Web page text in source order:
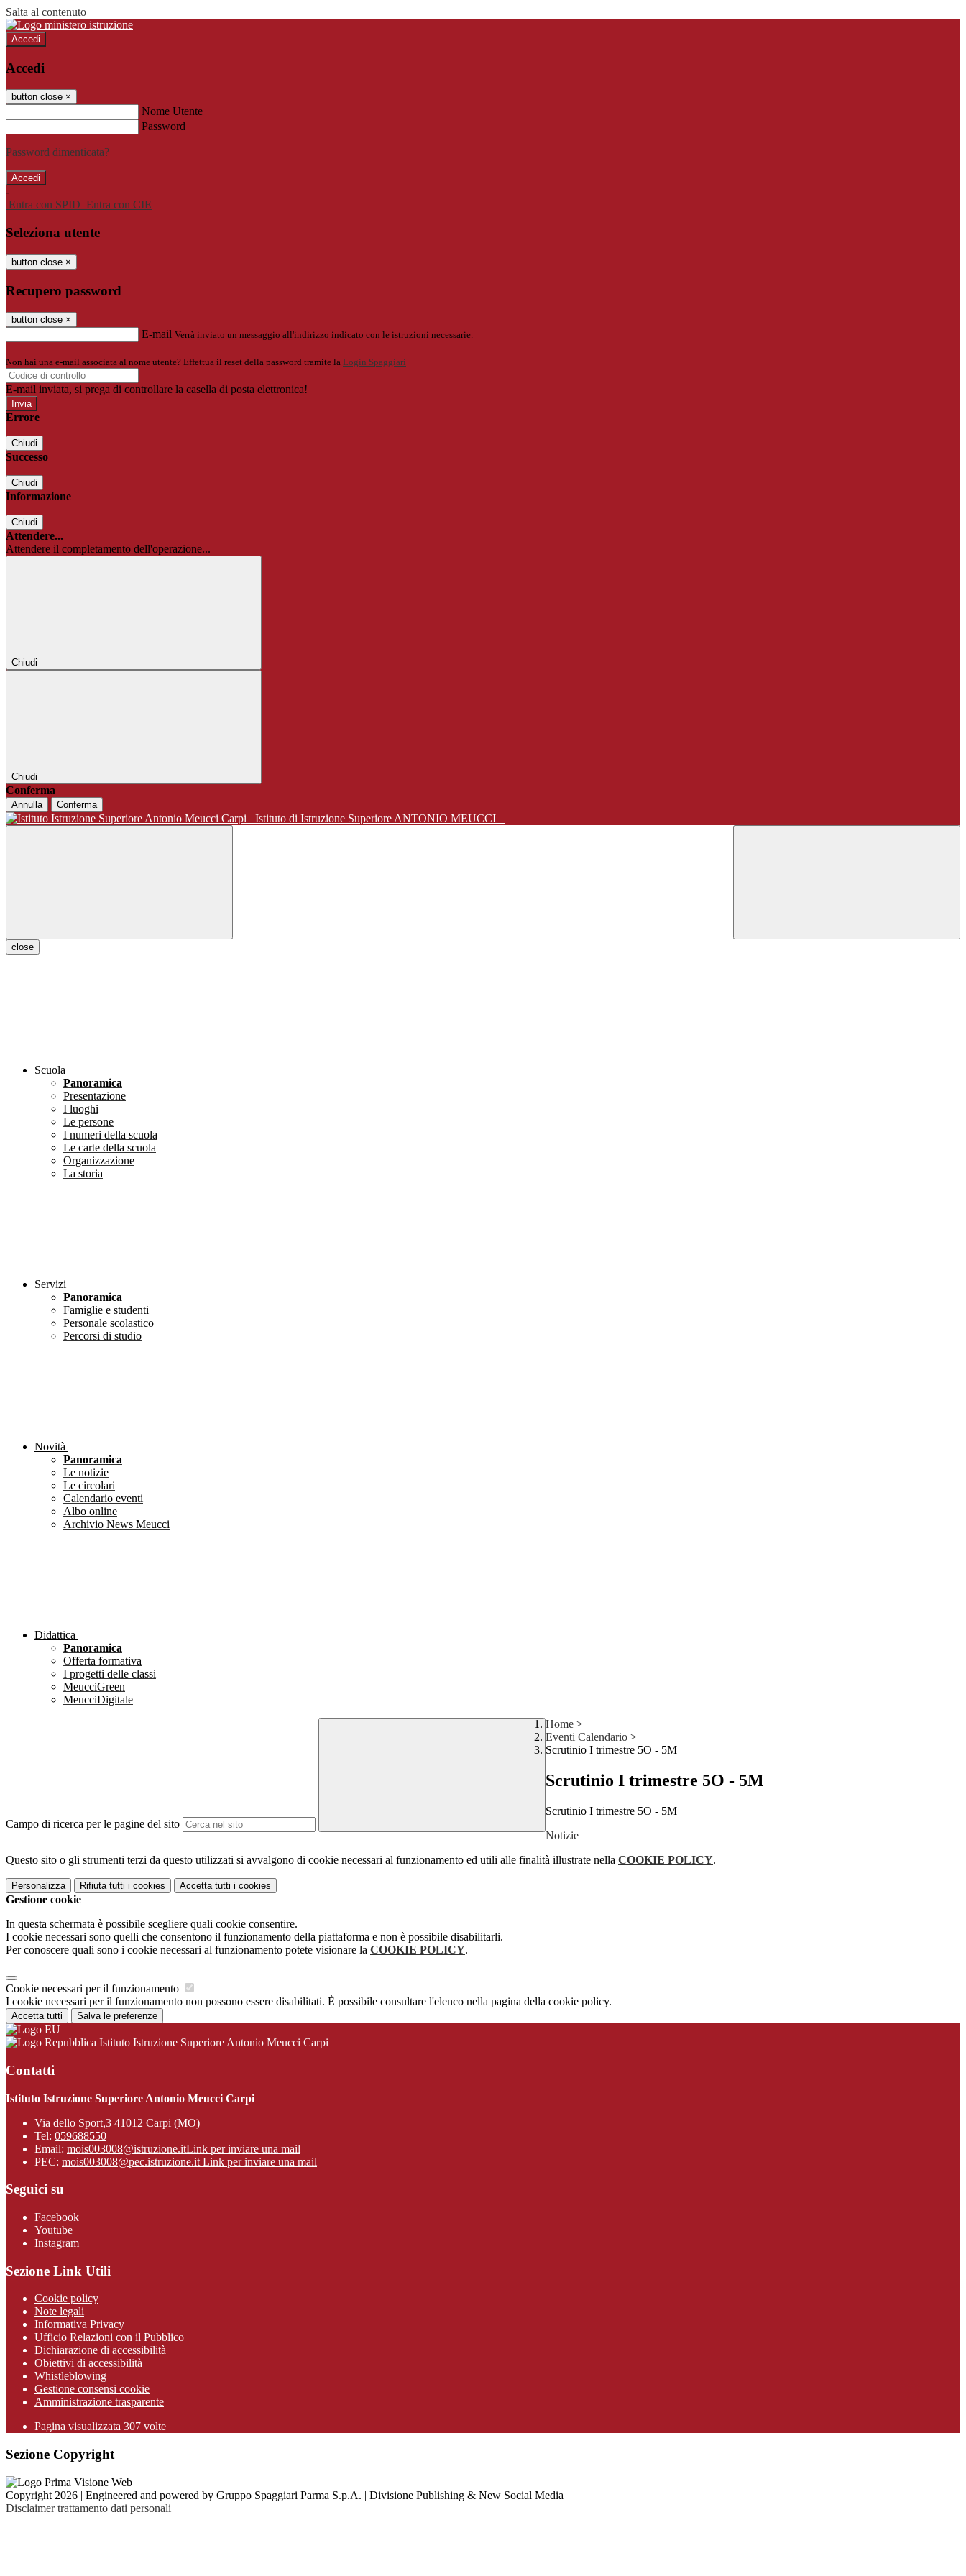
Salta al contenuto
Accedi
Accedi
button close ×
Nome Utente
Password
Password dimenticata?
-
Entra con SPID Entra con CIE
Seleziona utente
button close ×
Recupero password
button close ×
E-mail Verrà inviato un messaggio all'indirizzo indicato con le istruzioni necessarie.
Non hai una e-mail associata al nome utente? Effettua il reset della password tramite la Login Spaggiari
E-mail inviata, si prega di controllare la casella di posta elettronica!
Errore
Chiudi
Successo
Chiudi
Informazione
Chiudi
Attendere...
Attendere il completamento dell'operazione...
Chiudi
Chiudi
Conferma
Annulla Conferma
Istituto di Istruzione Superiore ANTONIO MEUCCI
close
Scuola
Panoramica
Presentazione
I luoghi
Le persone
I numeri della scuola
Le carte della scuola
Organizzazione
La storia
Servizi
Panoramica
Famiglie e studenti
Personale scolastico
Percorsi di studio
Novità
Panoramica
Le notizie
Le circolari
Calendario eventi
Albo online
Archivio News Meucci
Didattica
Panoramica
Offerta formativa
I progetti delle classi
MeucciGreen
MeucciDigitale
Campo di ricerca per le pagine del sito
Home >
Eventi Calendario >
Scrutinio I trimestre 5O - 5M
Scrutinio I trimestre 5O - 5M
Scrutinio I trimestre 5O - 5M
Notizie
Questo sito o gli strumenti terzi da questo utilizzati si avvalgono di cookie necessari al funzionamento ed utili alle finalità illustrate nella COOKIE POLICY.
Personalizza Rifiuta tutti i cookies Accetta tutti i cookies
Gestione cookie
In questa schermata è possibile scegliere quali cookie consentire.
I cookie necessari sono quelli che consentono il funzionamento della piattaforma e non è possibile disabilitarli.
Per conoscere quali sono i cookie necessari al funzionamento potete visionare la COOKIE POLICY.
Cookie necessari per il funzionamento
I cookie necessari per il funzionamento non possono essere disabilitati. È possibile consultare l'elenco nella pagina della cookie policy.
Accetta tutti Salva le preferenze
Istituto Istruzione Superiore Antonio Meucci Carpi
Contatti
Istituto Istruzione Superiore Antonio Meucci Carpi
Via dello Sport,3 41012 Carpi (MO)
Tel: 059688550
Email: mois003008@istruzione.itLink per inviare una mail
PEC: mois003008@pec.istruzione.it Link per inviare una mail
Seguici su
Facebook
Youtube
Instagram
Sezione Link Utili
Cookie policy
Note legali
Informativa Privacy
Ufficio Relazioni con il Pubblico
Dichiarazione di accessibilità
Obiettivi di accessibilità
Whistleblowing
Gestione consensi cookie
Amministrazione trasparente
Pagina visualizzata 307 volte
Sezione Copyright
Copyright 2026 | Engineered and powered by Gruppo Spaggiari Parma S.p.A. | Divisione Publishing & New Social Media
Disclaimer trattamento dati personali